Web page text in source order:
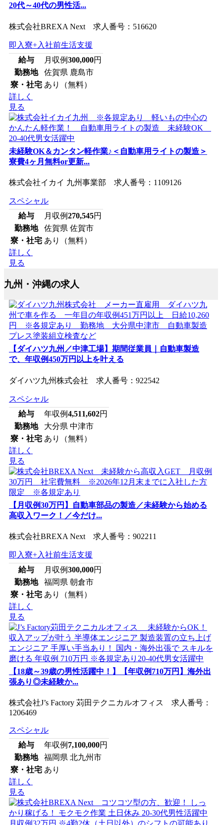
20代～40代の男性活...
株式会社BREXA Next 求人番号：516620
即入寮+入社前生活支援
給与
月収例300,000円
勤務地
佐賀県 鹿島市
寮・社宅 あり（無料）
詳しく
見る
未経験OK＆カンタン軽作業♪＜自動車用ライトの製造＞
寮費4ヶ月無料or更新...
株式会社イカイ 九州事業部 求人番号：1109126
スペシャル
給与
月収例270,545円
勤務地
佐賀県 佐賀市
寮・社宅 あり（無料）
詳しく
見る
九州・沖縄の求人
【ダイハツ九州／中津工場】期間従業員｜自動車製造
で、年収例450万円以上を叶える
ダイハツ九州株式会社 求人番号：922542
スペシャル
給与
年収例4,511,602円
勤務地
大分県 中津市
寮・社宅 あり（無料）
詳しく
見る
【月収例30万円】自動車部品の製造／未経験から始める
高収入ワーク！／今だけ...
株式会社BREXA Next 求人番号：902211
即入寮+入社前生活支援
給与
月収例300,000円
勤務地
福岡県 朝倉市
寮・社宅 あり（無料）
詳しく
見る
【18歳～39歳の男性活躍中！】【年収例710万円】海外出
張あり◎未経験か...
株式会社J’s Factory 苅田テクニカルオフィス 求人番号：
1206469
スペシャル
給与
年収例 7,100,000円
勤務地
福岡県 北九州市
寮・社宅 あり
詳しく
見る